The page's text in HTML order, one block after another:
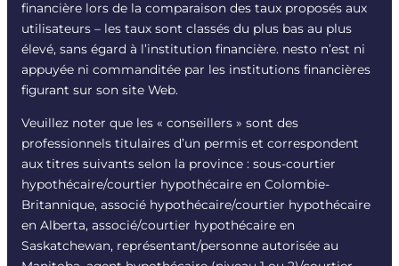
financière lors de la comparaison des taux proposés aux
utilisateurs – les taux sont classés du plus bas au plus
élevé, sans égard à l’institution financière. nesto n’est ni
appuyée ni commanditée par les institutions financières
figurant sur son site Web.
Veuillez noter que les « conseillers » sont des
professionnels titulaires d’un permis et correspondent
aux titres suivants selon la province : sous-courtier
hypothécaire/courtier hypothécaire en Colombie-
Britannique, associé hypothécaire/courtier hypothécaire
en Alberta, associé/courtier hypothécaire en
Saskatchewan, représentant/personne autorisée au